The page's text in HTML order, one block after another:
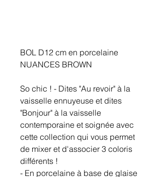
BOL D12 cm en porcelaine
NUANCES BROWN
So chic ! - Dites "Au revoir" à la
vaisselle ennuyeuse et dites
"Bonjour" à la vaisselle
contemporaine et soignée avec
cette collection qui vous permet
de mixer et d'associer 3 coloris
différents !
- En porcelaine à base de glaise